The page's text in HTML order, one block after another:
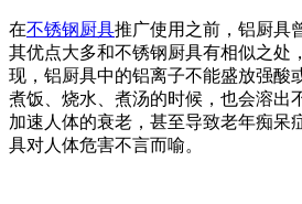
在不锈钢厨具推广使用之前，铝厨具
其优点大多和不锈钢厨具有相似之处
现，铝厨具中的铝离子不能盛放强酸
煮饭、烧水、煮汤的时候，也会溶出
加速人体的衰老，甚至导致老年痴呆
具对人体危害不言而喻。